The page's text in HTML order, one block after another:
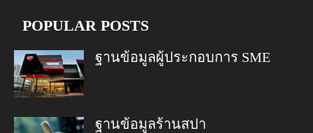
POPULAR POSTS
ฐานข้อมูลผู้ประกอบการ SME
ฐานข้อมูลร้านสปา